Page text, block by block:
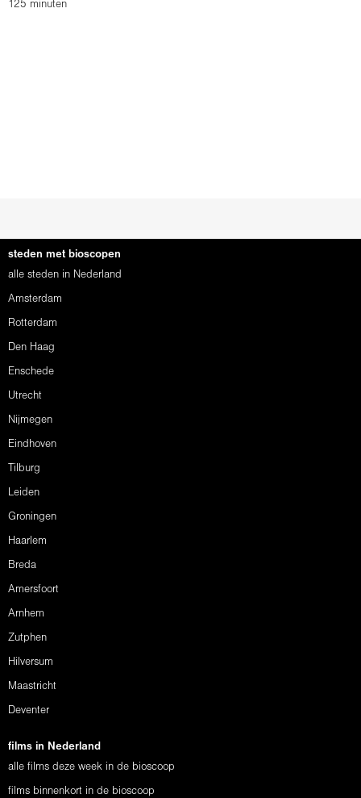
125 minuten
steden met bioscopen
alle steden in Nederland
Amsterdam
Rotterdam
Den Haag
Enschede
Utrecht
Nijmegen
Eindhoven
Tilburg
Leiden
Groningen
Haarlem
Breda
Amersfoort
Arnhem
Zutphen
Hilversum
Maastricht
Deventer
films in Nederland
alle films deze week in de bioscoop
films binnenkort in de bioscoop